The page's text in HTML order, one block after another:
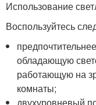
Использование
Воспользуйтесь
обладающую
работающую на
комнаты;